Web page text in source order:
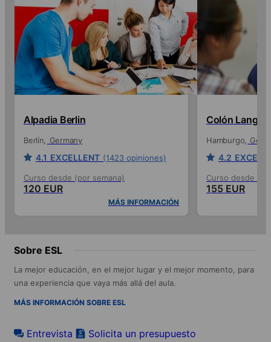
Alpadia Berlin
Berlín Germany
4.1 EXCELLENT (1423 opiniones)
Curso desde (por semana)
120 EUR
MÁS INFORMACIÓN
Colón
Hamburgo
4.2
Curso desde
155 EUR
Sobre ESL
La mejor educación, en el mejor lugar y el mejor momento, para
una experiencia que vaya más allá del aula.
MÁS INFORMACIÓN SOBRE ESL
Entrevista Solicita un presupuesto